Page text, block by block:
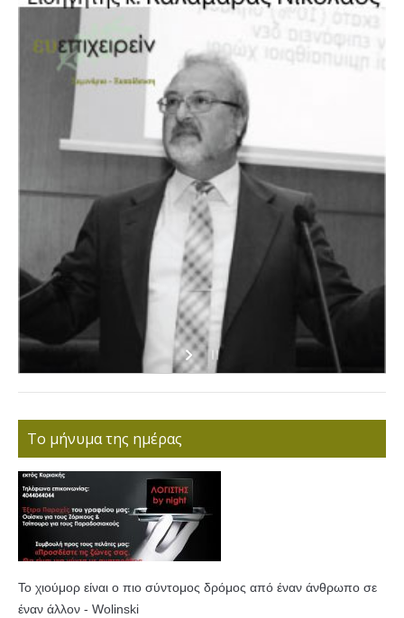
Το μήνυμα της ημέρας
Το χιούμορ είναι ο πιο σύντομος δρόμος από έναν άνθρωπο σε
έναν άλλον - Wolinski